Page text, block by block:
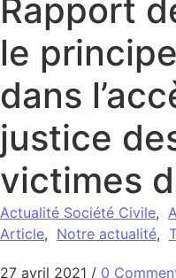
Rapport
le
dans
justice
victimes
Actualité Société Civile,
Article, Notre actualité,
27 avril 2021 / 0